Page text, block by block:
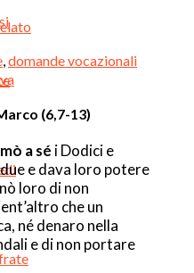
,domande vocazionali
(6,7-13)
a sé i Dodici e
e dava loro potere
loro di non
che un
né denaro nella
e di non portare